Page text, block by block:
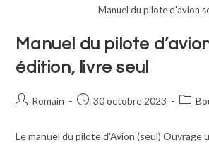
Manuel du pilote d'avion
Manuel du pilote
édition, livre seul
Romain 30 octobre 2023
Le manuel du pilote d'Avion (seul) Ouvrage